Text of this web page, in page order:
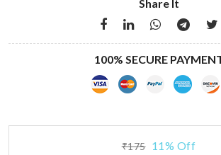
Share It
100% SECURE
₹175 11% Off